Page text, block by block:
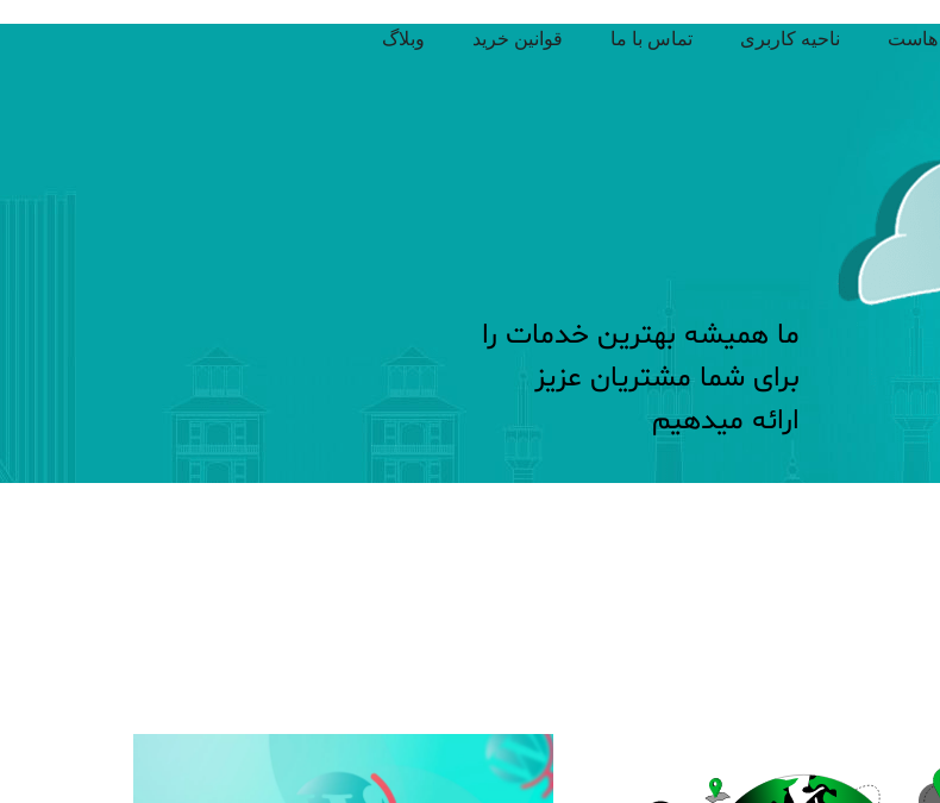
هاست ناحیه کاربری تماس با ما قوانین خرید وبلاگ
ما همیشه بهترین خدمات را
برای شما مشتریان عزیز
ارائه میدهیم